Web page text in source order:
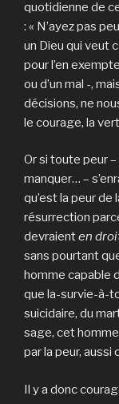
quotidienne de
: « N’ayez pas
un Dieu qui veut
pour l’en
ou d’un mal -,
décisions, ne
le courage, la
Or si toute peur
manquer… –
qu’est la peur de
résurrection
devraienten
sans pourtant
homme capable
que la-survie-à-
suicidaire, du
sage, cet
par la peur,
Il y a donc